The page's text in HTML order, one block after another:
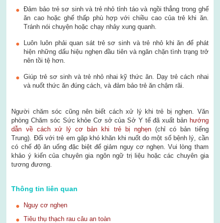
Đảm bảo trẻ sơ sinh và trẻ nhỏ tỉnh táo và ngồi thẳng trong ghế
ăn cao hoặc ghế thấp phù hợp với chiều cao của trẻ khi ăn.
Tránh nói chuyện hoặc chạy nhảy xung quanh.
Luôn luôn phải quan sát trẻ sơ sinh và trẻ nhỏ khi ăn để phát
hiện những dấu hiệu nghẹn đầu tiên và ngăn chặn tình trạng trở
nên tồi tệ hơn.
Giúp trẻ sơ sinh và trẻ nhỏ nhai kỹ thức ăn. Dạy trẻ cách nhai
và nuốt thức ăn đúng cách, và đảm bảo trẻ ăn chậm rãi.
Người chăm sóc cũng nên biết cách xử lý khi trẻ bị nghẹn. Văn
phòng Chăm sóc Sức khỏe Cơ sở của Sở Y tế đã xuất bản hướng
dẫn về cách xử lý cơ bản khi trẻ bị nghẹn(chỉ có bản tiếng
Trung). Đối với trẻ em gặp khó khăn khi nuốt do một số bệnh lý, cần
có chế độ ăn uống đặc biệt để giảm nguy cơ nghẹn. Vui lòng tham
khảo ý kiến của chuyên gia ngôn ngữ trị liệu hoặc các chuyên gia
tương đương.
Thông tin liên quan
Nguy cơ nghẹn
Tiêu thụ thạch rau câu an toàn